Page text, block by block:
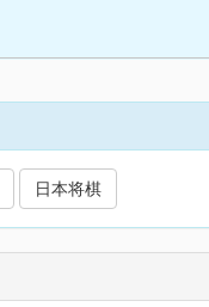
日本将棋